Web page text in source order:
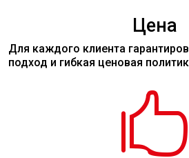
Цена
Для каждого клиента
подход и гибкая ценовая
